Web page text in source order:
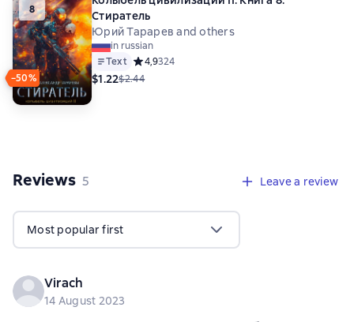
8
−50%
Стиратель
Юрий Тарарев and others
in russian
Text Средний рейтинг 4,9 на основе 324 оценок
4,9324
$1.22$2.44
Reviews 5 reviews
5 Leave a review
Most popular first
Virach
14 August 2023